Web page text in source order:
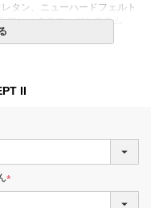
タン、ニューハードフェルト
フレックスエッジシステム
タイプ
入の金額です。
部地域へのお届けは別途送料が
。また、発送予定も変更になる
II
(